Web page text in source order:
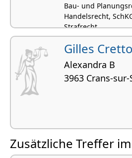
Bau- und
Handelsrecht,
Strafrecht
Gilles
Alexandra B
3963 Crans-
Zusätzliche Treffer